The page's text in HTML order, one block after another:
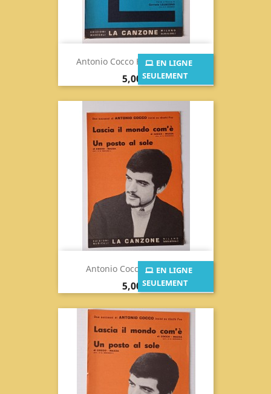
EN LIGNE
SEULEMENT
Antonio Cocco Ho Un Cuore...
Prix
5,00 €
EN LIGNE
SEULEMENT
Antonio Cocco Lascia Il...
Prix
5,00 €